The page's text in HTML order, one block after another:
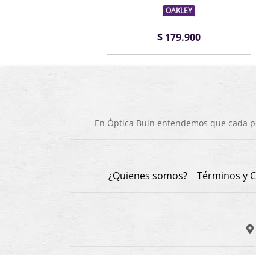
OAKLEY
$ 179.900
En Óptica Buin entendemos que cada
¿Quienes somos? Términos y